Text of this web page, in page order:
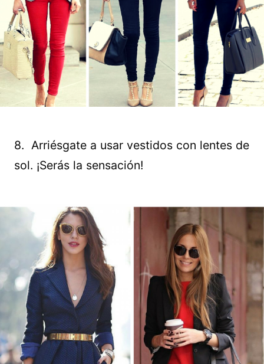
8. Arriésgate a usar vestidos con lentes de
sol. ¡Serás la sensación!